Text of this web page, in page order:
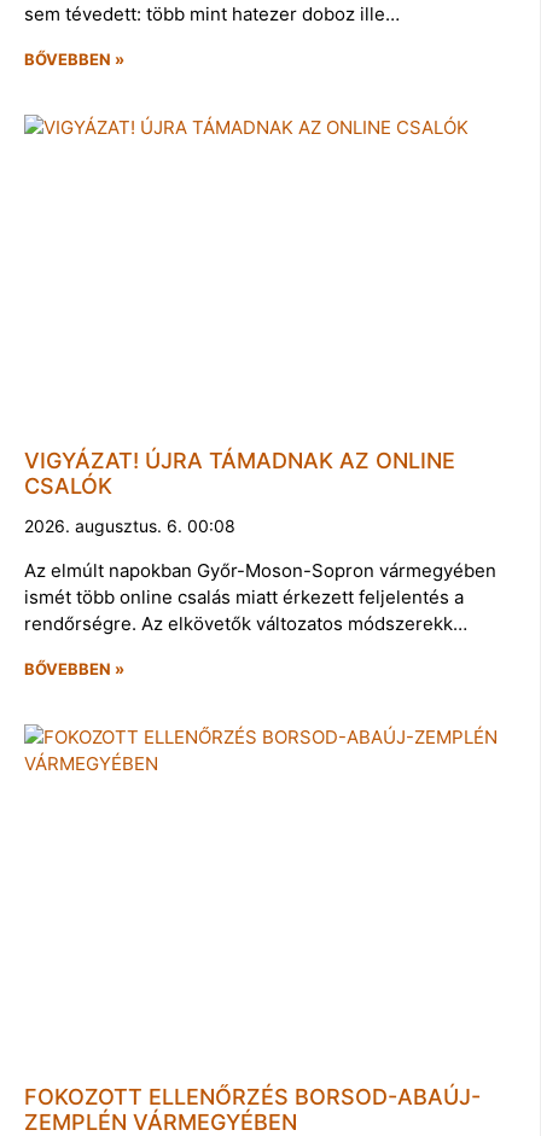
sem tévedett: több mint hatezer doboz ille…
BŐVEBBEN »
VIGYÁZAT! ÚJRA TÁMADNAK AZ ONLINE
CSALÓK
2026. augusztus. 6. 00:08
Az elmúlt napokban Győr-Moson-Sopron vármegyében
ismét több online csalás miatt érkezett feljelentés a
rendőrségre. Az elkövetők változatos módszerekk…
BŐVEBBEN »
FOKOZOTT ELLENŐRZÉS BORSOD-ABAÚJ-
ZEMPLÉN VÁRMEGYÉBEN